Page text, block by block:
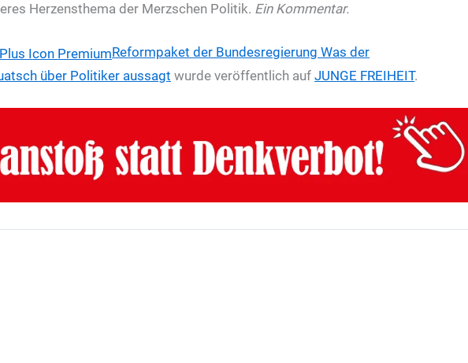
Herzensthema der Merzschen Politik. Ein Kommentar.
Reformpaket der Bundesregierung Was der
über Politiker aussagt wurde veröffentlich auf JUNGE FREIHEIT.